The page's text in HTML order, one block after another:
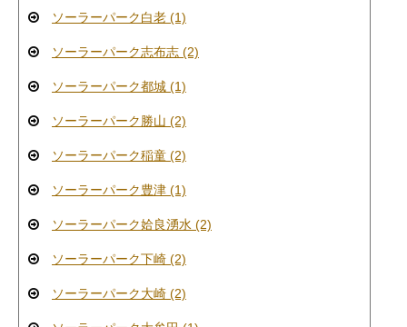
ソーラーパーク白老 (1)
ソーラーパーク志布志 (2)
ソーラーパーク都城 (1)
ソーラーパーク勝山 (2)
ソーラーパーク稲童 (2)
ソーラーパーク豊津 (1)
ソーラーパーク姶良湧水 (2)
ソーラーパーク下崎 (2)
ソーラーパーク大崎 (2)